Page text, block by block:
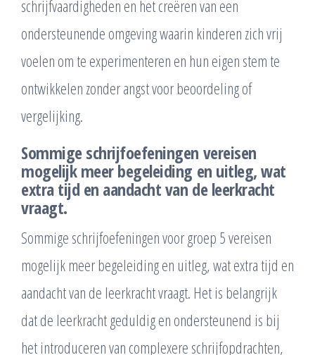
schrijfvaardigheden en het creëren van een
ondersteunende omgeving waarin kinderen zich vrij
voelen om te experimenteren en hun eigen stem te
ontwikkelen zonder angst voor beoordeling of
vergelijking.
Sommige schrijfoefeningen vereisen
mogelijk meer begeleiding en uitleg, wat
extra tijd en aandacht van de leerkracht
vraagt.
Sommige schrijfoefeningen voor groep 5 vereisen
mogelijk meer begeleiding en uitleg, wat extra tijd en
aandacht van de leerkracht vraagt. Het is belangrijk
dat de leerkracht geduldig en ondersteunend is bij
het introduceren van complexere schrijfopdrachten,